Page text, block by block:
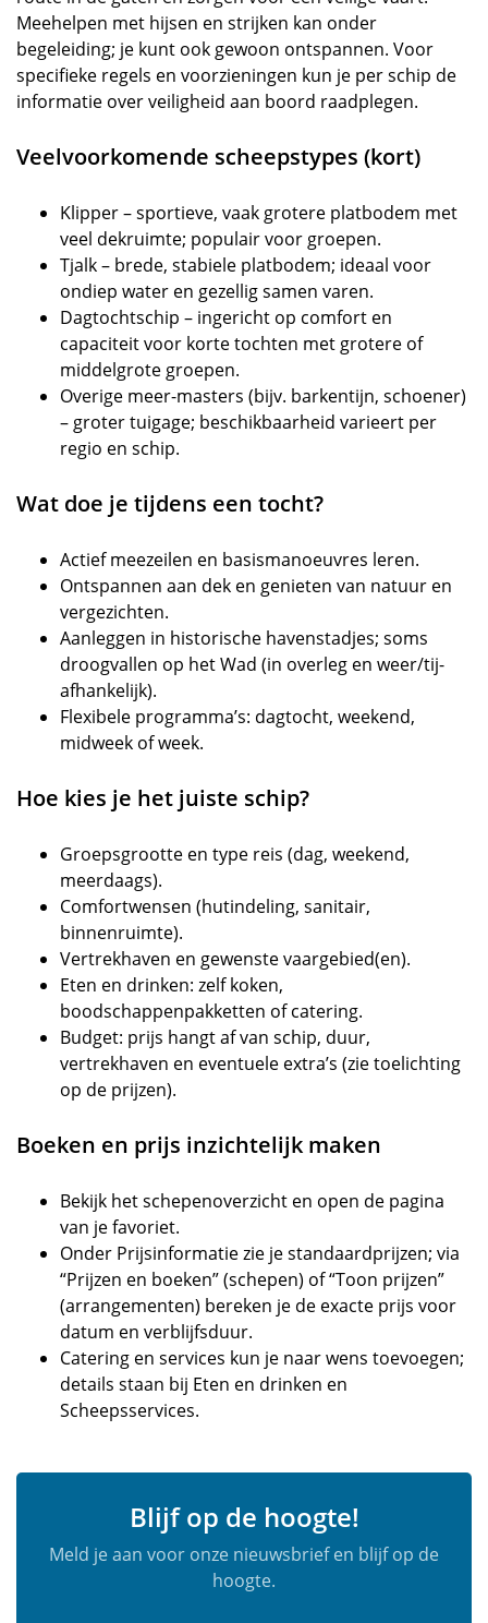
Meehelpen met hijsen en strijken kan onder
begeleiding; je kunt ook gewoon ontspannen. Voor
specifieke regels en voorzieningen kun je per schip de
informatie over veiligheid aan boord raadplegen.
Veelvoorkomende scheepstypes (kort)
Klipper – sportieve, vaak grotere platbodem met
veel dekruimte; populair voor groepen.
Tjalk – brede, stabiele platbodem; ideaal voor
ondiep water en gezellig samen varen.
Dagtochtschip – ingericht op comfort en
capaciteit voor korte tochten met grotere of
middelgrote groepen.
Overige meer-masters (bijv. barkentijn, schoener)
– groter tuigage; beschikbaarheid varieert per
regio en schip.
Wat doe je tijdens een tocht?
Actief meezeilen en basismanoeuvres leren.
Ontspannen aan dek en genieten van natuur en
vergezichten.
Aanleggen in historische havenstadjes; soms
droogvallen op het Wad (in overleg en weer/tij-
afhankelijk).
Flexibele programma’s: dagtocht, weekend,
midweek of week.
Hoe kies je het juiste schip?
Groepsgrootte en type reis (dag, weekend,
meerdaags).
Comfortwensen (hutindeling, sanitair,
binnenruimte).
Vertrekhaven en gewenste vaargebied(en).
Eten en drinken: zelf koken,
boodschappenpakketten of catering.
Budget: prijs hangt af van schip, duur,
vertrekhaven en eventuele extra’s (zie toelichting
op de prijzen).
Boeken en prijs inzichtelijk maken
Bekijk het schepenoverzicht en open de pagina
van je favoriet.
Onder Prijsinformatie zie je standaardprijzen; via
“Prijzen en boeken” (schepen) of “Toon prijzen”
(arrangementen) bereken je de exacte prijs voor
datum en verblijfsduur.
Catering en services kun je naar wens toevoegen;
details staan bij Eten en drinken en
Scheepsservices.
Blijf op de hoogte!
Meld je aan voor onze nieuwsbrief en blijf op de
hoogte.